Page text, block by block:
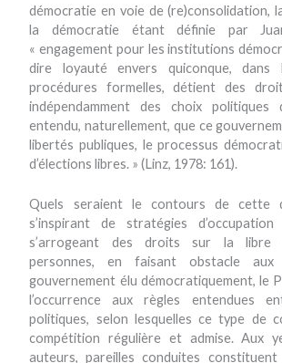
démocratie en voie de (re)consolidation,
la démocratie étant définie par
« engagement pour les institutions
dire loyauté envers quiconque, dans
procédures formelles, détient des
indépendamment des choix
entendu, naturellement, que ce
libertés publiques, le processus
d’élections libres. » (Linz, 1978: 161).
Quels seraient le contours de cette
s’inspirant de stratégies
s’arrogeant des droits sur la libre
personnes, en faisant obstacle aux
gouvernement élu démocratiquement, le
l’occurrence aux règles entendues
politiques, selon lesquelles ce type de
compétition régulière et admise. Aux
auteurs, pareilles conduites